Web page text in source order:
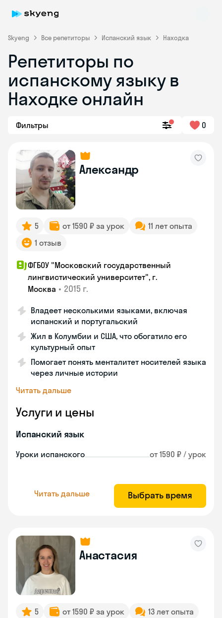
Skyeng Все репетиторы Испанский язык Находка
Репетиторы по
испанскому языку в
Находке онлайн
Фильтры 0
Александр
5 от 1590 ₽ за урок
11 лет опыта
1 отзыв
ФГБОУ "Московский государственный
лингвистический университет", г.
Москва • 2015 г.
Владеет несколькими языками, включая
испанский и португальский
Жил в Колумбии и США, что обогатило его
культурный опыт
Помогает понять менталитет носителей языка
через личные истории
Читать дальше
Услуги и цены
Испанский язык
Уроки испанского от 1590 ₽ / урок
Читать дальше Выбрать время
Анастасия
5 от 1590 ₽ за урок 13 лет опыта
Skyeng Chat